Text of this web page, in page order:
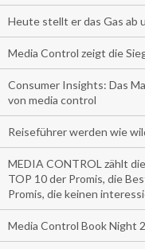
Heute stellt er das Gas ab
Media Control zeigt die
Consumer Insights: Das
von media control
Reiseführer werden wie
MEDIA CONTROL zählt
TOP 10 der Promis, die
Promis, die keinen
Media Control Book Night